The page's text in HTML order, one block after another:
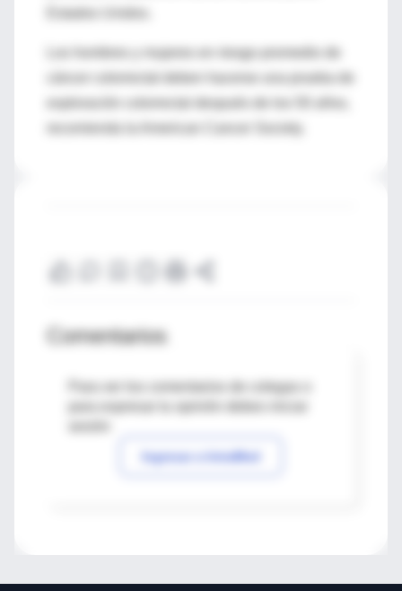
Los hombres y mujeres en riesgo promedio de
Comentarios
Para ver los comentarios de colegas o
Ingresar a IntraMed